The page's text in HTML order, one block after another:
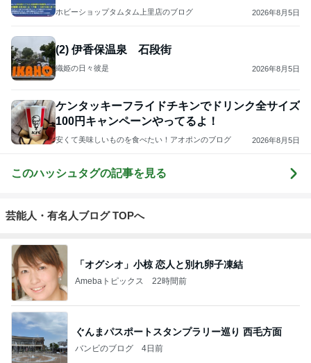
ホビーショップタムタム上里店のブログ 2026年8月5日
(2) 伊香保温泉 石段街
織姫の日々彼是 2026年8月5日
ケンタッキーフライドチキンでドリンク全サイズ
100円キャンペーンやってるよ！
安くて美味しいものを食べたい！アオポンのブログ 2026年8月5日
このハッシュタグの記事を見る
芸能人・有名人ブログ TOPへ
「オグシオ」小椋 恋人と別れ卵子凍結
Amebaトピックス 22時間前
ぐんまパスポートスタンプラリー巡り 西毛方面
バンビのブログ 4日前